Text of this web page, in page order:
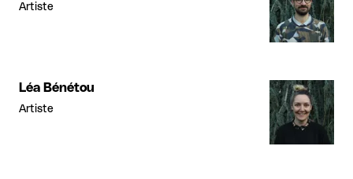
Artiste
Léa Bénétou
Artiste